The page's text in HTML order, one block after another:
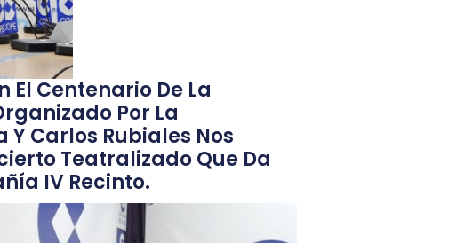
El Centenario De La
Por La
Carlos Rubiales Nos
Teatralizado Que Da
IV Recinto.